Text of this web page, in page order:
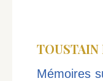
TOUSTAIN
Mémoires